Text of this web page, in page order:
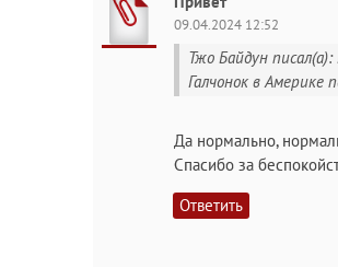
09.04.2024 12:52
Тжо Байдун
Галчонок в Америке
Да нормально,
Спасибо за
Ответить